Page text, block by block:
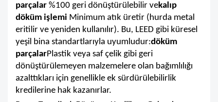
parçalar %100 geri dönüştürülebilir vekalıp
döküm işlemi Minimum atık üretir (hurda metal
eritilir ve yeniden kullanılır). Bu, LEED gibi küresel
yeşil bina standartlarıyla uyumludur:döküm
parçalarPlastik veya saf çelik gibi geri
dönüştürülemeyen malzemelere olan bağımlılığı
azalttıkları için genellikle ek sürdürülebilirlik
kredilerine hak kazanırlar.